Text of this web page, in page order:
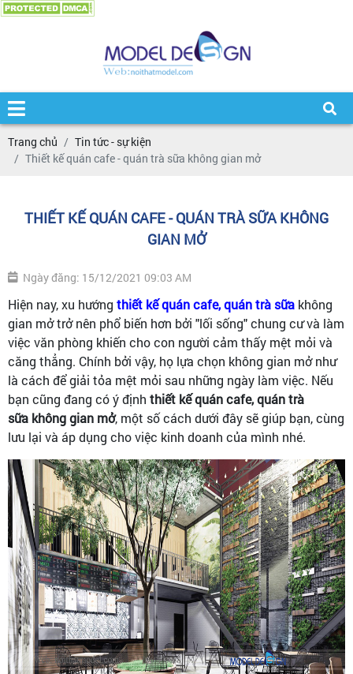
Trang chủ
Tin tức - sự kiện
Thiết kế quán cafe - quán trà sữa không gian mở
THIẾT KẾ QUÁN CAFE - QUÁN TRÀ SỮA KHÔNG
GIAN MỞ
Ngày đăng: 15/12/2021 09:03 AM
Hiện nay, xu hướng thiết kế quán cafe, quán trà sữa không
gian mở trở nên phổ biến hơn bởi "lối sống" chung cư và làm
việc văn phòng khiến cho con người cảm thấy mệt mỏi và
căng thẳng. Chính bởi vậy, họ lựa chọn không gian mở như
là cách để giải tỏa mệt mỏi sau những ngày làm việc. Nếu
bạn cũng đang có ý định thiết kế quán cafe, quán trà
sữa không gian mở, một số cách dưới đây sẽ giúp bạn, cùng
lưu lại và áp dụng cho việc kinh doanh của mình nhé.